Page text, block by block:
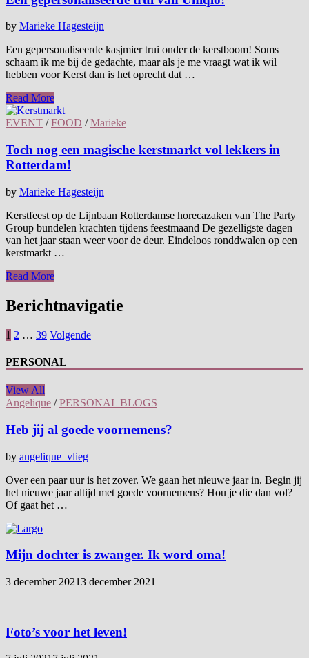
by Marieke Hagesteijn
Een gepersonaliseerde kasjmier trui onder de kerstboom! Soms
schaam ik me bij de gedachte, maar als je me vraagt wat ik wil
hebben voor Kerst dan is het oprecht dat …
Read More
EVENT /FOOD /Marieke
Toch nog een magische kerstmarkt vol lekkers in
Rotterdam!
by Marieke Hagesteijn
Kerstfeest op de Lijnbaan Rotterdamse horecazaken van The Party
Group bundelen krachten tijdens feestmaand De gezelligste dagen
van het jaar staan weer voor de deur. Eindeloos ronddwalen op een
kerstmarkt …
Read More
Berichtnavigatie
1 2 … 39 Volgende
PERSONAL
View All
Angelique /PERSONAL BLOGS
Heb jij al goede voornemens?
by angelique_vlieg
Over een paar uur is het zover. We gaan het nieuwe jaar in. Begin jij
het nieuwe jaar altijd met goede voornemens? Hou je die dan vol?
Of gaat het …
Mijn dochter is zwanger. Ik word oma!
3 december 20213 december 2021
Foto’s voor het leven!